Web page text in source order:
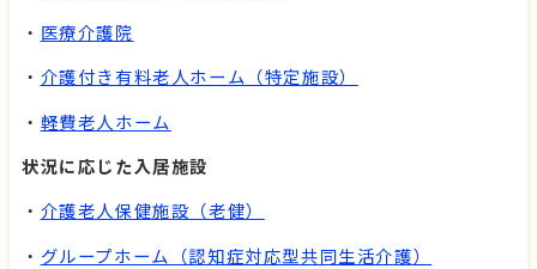
・ 医療介護院
・ 介護付き有料老人ホーム（特定施設）
・ 軽費老人ホーム
状況に応じた入居施設
・ 介護老人保健施設（老健）
・ グループホーム（認知症対応型共同生活介護）